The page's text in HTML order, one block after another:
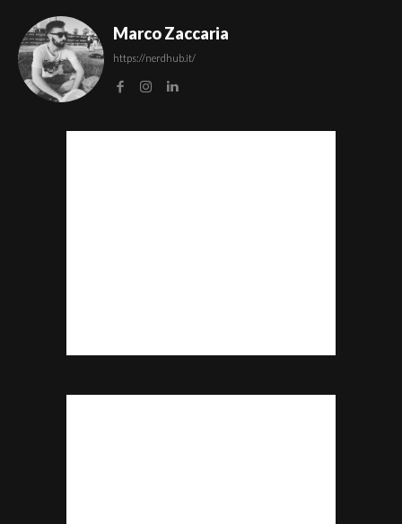
Marco Zaccaria
https://nerdhub.it/